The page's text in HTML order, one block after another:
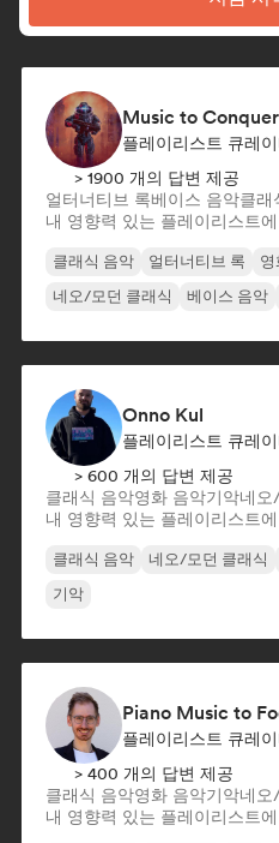
플레이리스트 큐레이
> 1900 개의 답변 제공
얼터너티브 록베이스 음악클래
내 영향력 있는 플레이리스트
클래식 음악 얼터너티브 록 영
네오/모던 클래식
베이스 음악
Onno Kul
플레이리스트 큐레이
> 600 개의 답변 제공
클래식 음악영화 음악기악네오
내 영향력 있는 플레이리스트
클래식 음악 네오/모던 클래식
기악
Piano Music to
플레이리스트 큐레이
> 400 개의 답변 제공
클래식 음악영화 음악기악네오
내 영향력 있는 플레이리스트